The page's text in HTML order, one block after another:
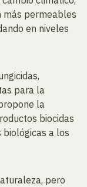
más permeables
en niveles
para la
la
biocidas
a los
pero